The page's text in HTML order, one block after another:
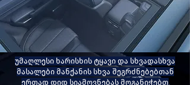
უმაღლესი ხარისხის ტყავი და სხვადასხვა
მასალები მანქანის სხვა შეგრძნებებთან
ერთად დიდ სიამოვნებას მოგანიჭებთ